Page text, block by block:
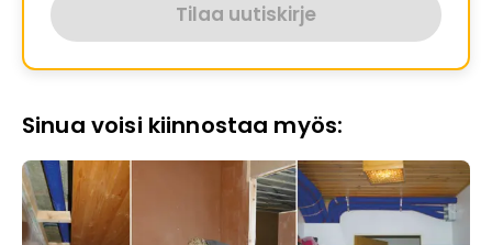
Tilaa uutiskirje
Sinua voisi kiinnostaa myös: